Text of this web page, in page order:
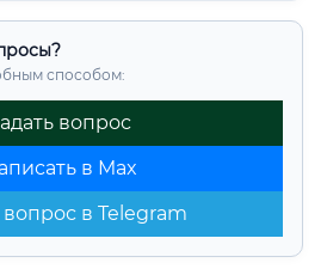
способом:
вопрос
в Max
вопрос в Telegram